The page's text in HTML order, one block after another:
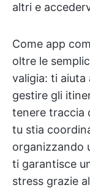
altri e
Come app
oltre le
valigia: ti
gestire gli
tenere traccia
tu stia
organizzando
ti garantisce
stress grazie